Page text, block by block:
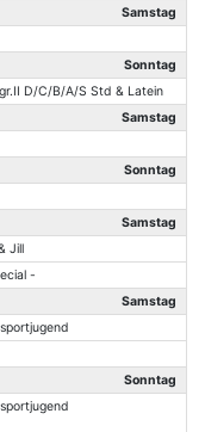
Samstag
Sonntag
D/C/B/A/S Std & Latein
Samstag
Sonntag
Samstag
Jill
-
Samstag
Sonntag